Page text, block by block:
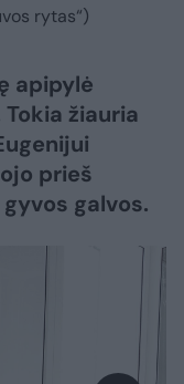
rytas“)
apipylė
žiauria
prieš
galvos.